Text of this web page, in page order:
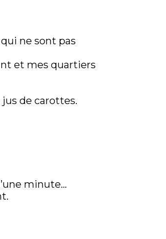
ne sont pas
et mes quartiers
de carottes.
minute…